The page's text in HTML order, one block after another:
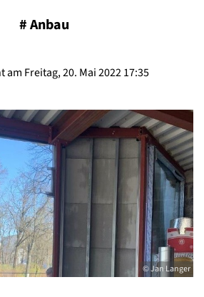
#Anbau
Freitag, 20. Mai 2022 17:35
© Jan Langer